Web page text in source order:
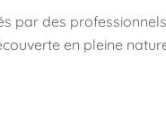
par des
en pleine